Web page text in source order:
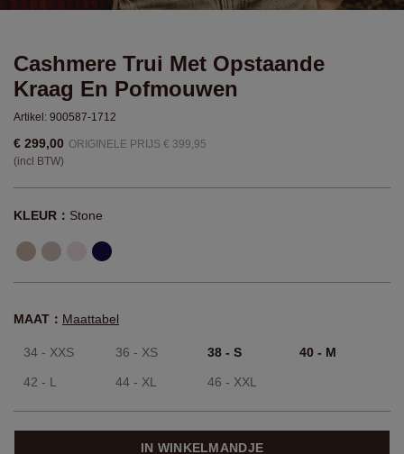
Cashmere Trui Met Opstaande
Kraag En Pofmouwen
Artikel: 900587-1712
€ 299,00 ORIGINELE PRIJS € 399,95
(incl BTW)
KLEUR： Stone
MAAT： Maattabel
34 - XXS 36 - XS 38 - S 40 - M
42 - L 44 - XL 46 - XXL
IN WINKELMANDJE